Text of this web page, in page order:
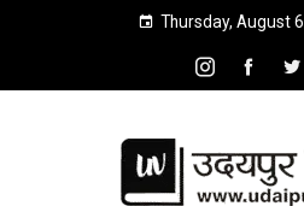
Thursday, August 6